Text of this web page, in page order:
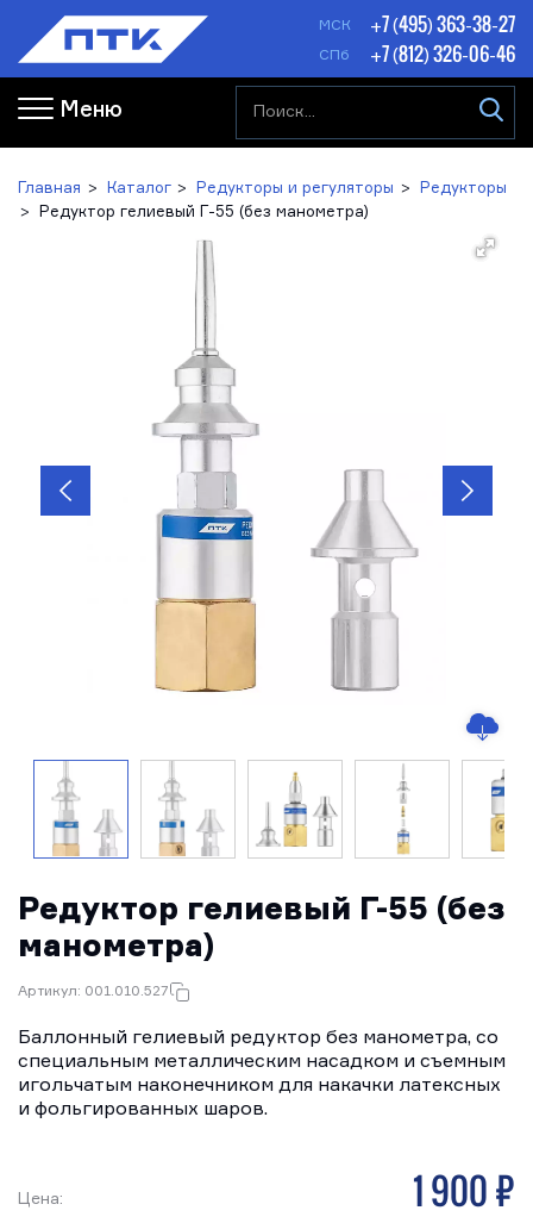
МСК +7 (495) 363-38-27
СПб +7 (812) 326-06-46
Меню
Главная Каталог Редукторы и регуляторы
Редукторы
Редуктор гелиевый Г-55 (без манометра)
Редуктор гелиевый Г-55 (без
манометра)
Артикул: 001.010.527
Баллонный гелиевый редуктор без манометра, со
специальным металлическим насадком и съемным
игольчатым наконечником для накачки латексных
и фольгированных шаров.
Цена: 1 900 р